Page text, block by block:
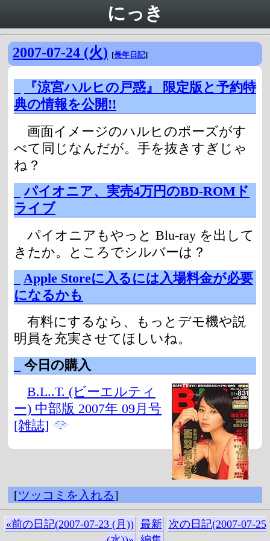
にっき
2007-07-24 (火) [長年日記]
『涼宮ハルヒの戸惑』 限定版と予約特
典の情報を公開!!
画面イメージのハルヒのポーズがす
べて同じなんだが。手を抜きすぎじゃ
ね？
パイオニア、実売4万円のBD-ROMド
ライブ
パイオニアもやっと Blu-ray を出して
きたか。ところでシルバーは？
Apple Storeに入るには入場料金が必要
になるかも
有料にするなら、もっとデモ機や説
明員を充実させてほしいね。
今日の購入
B.L..T. (ビーエルティ
ー) 中部版 2007年 09月号
[雑誌]
[ツッコミを入れる]
«前の日記(2007-07-23 (月)) 最新
次の日記(2007-07-25